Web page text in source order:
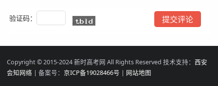
验证码：
Copyright © 2015-2024 新时高考网 All Rights Reserved 技术支持： 西安
会知网络 | 备案号： 京ICP备19028466号 | 网站地图